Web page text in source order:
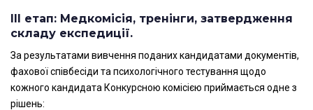
ІІI етап: Медкомісія, тренінги, затвердження
складу експедиції.
За результатами вивчення поданих кандидатами документів,
фахової співбесіди та психологічного тестування щодо
кожного кандидата Конкурсною комісією приймається одне з
рішень: